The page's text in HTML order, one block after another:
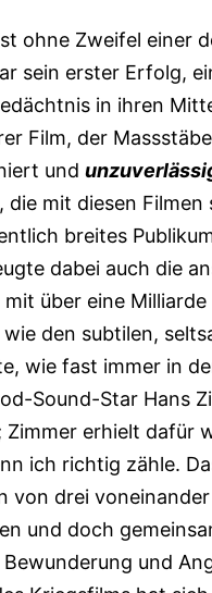
ohne Zweifel einer
sein erster Erfolg,
in ihren
Film, der
und
die mit diesen
breites
dabei auch die
über eine
den subtilen,
wie fast immer in
Sound-Star Hans
Zimmer erhielt dafür
ich richtig zähle.
von drei
und doch
und